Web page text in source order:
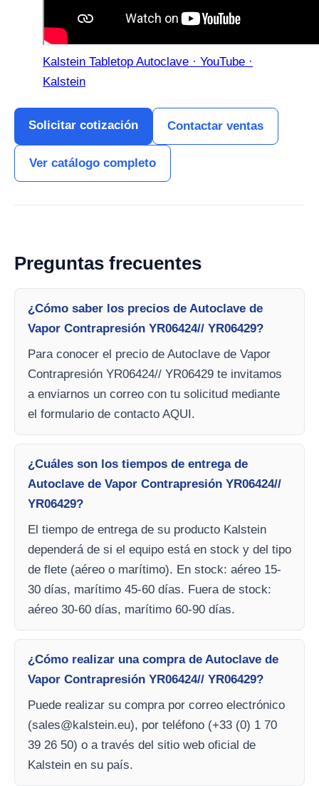
Kalstein Tabletop Autoclave · YouTube ·
Kalstein
Solicitar cotización Contactar ventas
Ver catálogo completo
Preguntas frecuentes
¿Cómo saber los precios de Autoclave de
Vapor Contrapresión YR06424// YR06429?
Para conocer el precio de Autoclave de Vapor
Contrapresión YR06424// YR06429 te invitamos
a enviarnos un correo con tu solicitud mediante
el formulario de contacto AQUI.
¿Cuáles son los tiempos de entrega de
Autoclave de Vapor Contrapresión YR06424//
YR06429?
El tiempo de entrega de su producto Kalstein
dependerá de si el equipo está en stock y del tipo
de flete (aéreo o marítimo). En stock: aéreo 15-
30 días, marítimo 45-60 días. Fuera de stock:
aéreo 30-60 días, marítimo 60-90 días.
¿Cómo realizar una compra de Autoclave de
Vapor Contrapresión YR06424// YR06429?
Puede realizar su compra por correo electrónico
(sales@kalstein.eu), por teléfono (+33 (0) 1 70
39 26 50) o a través del sitio web oficial de
Kalstein en su país.